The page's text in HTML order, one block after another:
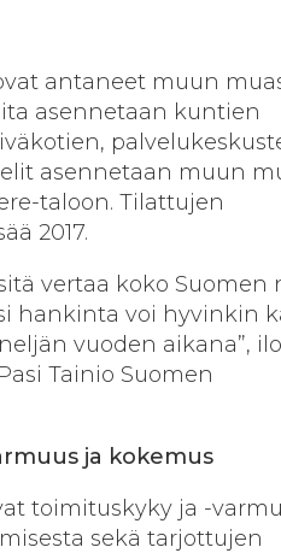
antaneet muun
asennetaan kuntien
asennetaan muun
taloon. Tilattujen
2017.
vertaa koko Suomen
hankinta voi hyvinkin
vuoden aikana”,
Tainio Suomen
ja kokemus
toimituskyky ja -
sekä tarjottujen